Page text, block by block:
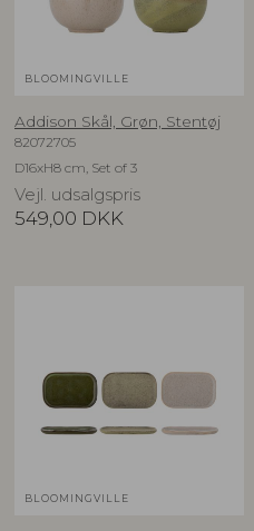
BLOOMINGVILLE
Addison Skål, Grøn, Stentøj
82072705
D16xH8 cm, Set of 3
Vejl. udsalgspris
549,00 DKK
BLOOMINGVILLE